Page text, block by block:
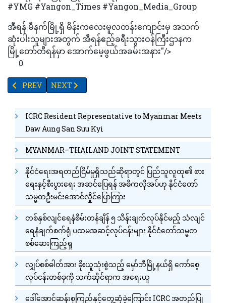
#YMG #Yangon_Times #Yangon_Media_Group
အီရန် မီနက်မြို့ရှိ မိန်းကလေးမူလတန်းကျောင်းမှ အသက်
ဆုံးပါးသူများအတွက် အီရန်ဧည့်ခရီးသွားဝန်ကြီးဌာနက
မြို့တော်တီရန်မှာ အောက်မေ့ဖွယ်အခမ်းအနား"/>
0
PREVIOUS ARTICLE: နေ့စဉ်မိနစ်အနည်းငယ်ခန့်ပြင်းထန်သောလေ့ကျင့်
PREV NEXT ARTICLE: အသားဓာတ် (PROTEIN) များမျ
NEXT
ICRC Resident Representative to Myanmar Meets
Daw Aung San Suu Kyi
MYANMAR–THAILAND JOINT STATEMENT
နိုင်ငံရေးအရတည်ငြိမ်မှုရှိသည်ဆိုရာတွင် ပြည်သူလူထု၏ စား
ရေးနှင့်စီးပွားရေး အဆင်ပြေရန် အဓိကလိုအပ်ဟု နိုင်ငံတော်
သမ္မတဦးမင်းအောင်လှိုင်ပြောကြား
တစ်နှစ်လျင်ရေနံစိမ်းတန်ချိန် ၅ သိန်းချက်လုပ်နိုင်မည့် သံလျင်
ရေနံချက်စက်ရုံ ပထမအဆင့်လုပ်ငန်းများ နိုင်ငံတော်သမ္မတ
စစ်ဆေးကြည့်ရှု
လျှပ်စစ်ဓါတ်အား ခိုးယူသုံးစွဲသည့် မှော်ဘီမြို့နယ်ရှိ ကော်စေ့
လုပ်ငန်းတစ်ခုကို သက်ဆိုင်ရာက အရေးယူ
ဒေါ်အောင်ဆန်းစုကြည်နှင့်တွေ့ဆုံခဲ့ကြောင်း ICRC အတည်ပြု